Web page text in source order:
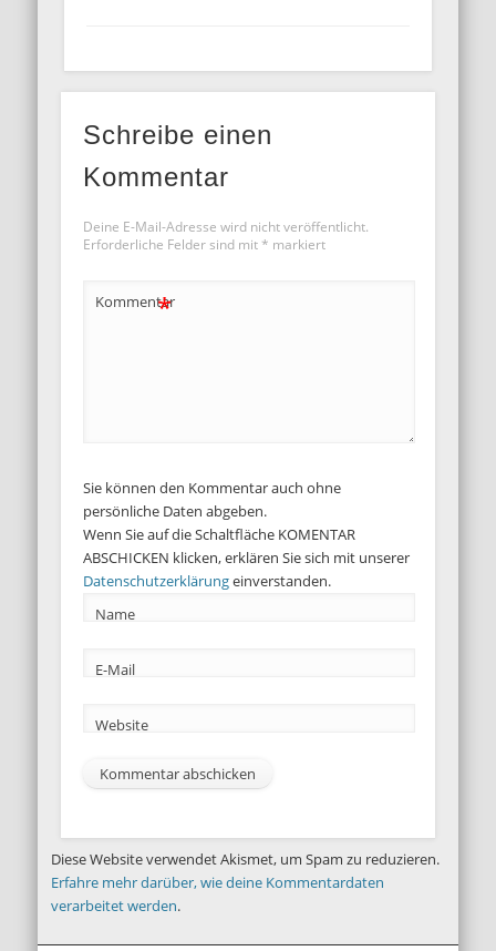
Schreibe einen
Kommentar
Deine E-Mail-Adresse wird nicht veröffentlicht.
Erforderliche Felder sind mit * markiert
Kommentar
*
Sie können den Kommentar auch ohne
persönliche Daten abgeben.
Wenn Sie auf die Schaltfläche KOMENTAR
ABSCHICKEN klicken, erklären Sie sich mit unserer
Datenschutzerklärungeinverstanden.
Name
E-Mail
Website
Diese Website verwendet Akismet, um Spam zu reduzieren.
Erfahre mehr darüber, wie deine Kommentardaten
verarbeitet werden.